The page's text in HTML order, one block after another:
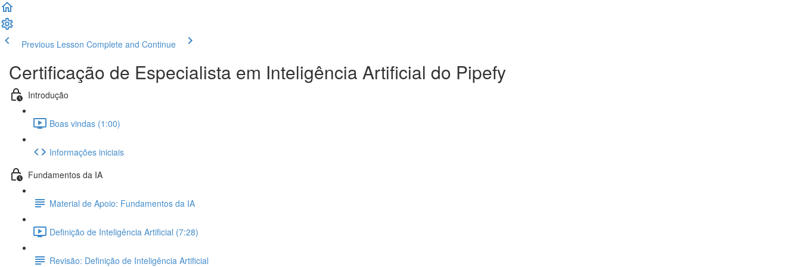
Previous Lesson Complete and Continue
Certificação de Especialista em Inteligência Artificial do Pipefy
Introdução
Boas vindas (1:00)
Informações iniciais
Fundamentos da IA
Material de Apoio: Fundamentos da IA
Definição de Inteligência Artificial (7:28)
Revisão: Definição de Inteligência Artificial